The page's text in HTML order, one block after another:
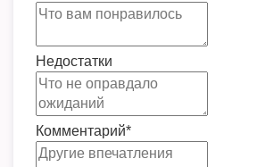
Недостатки
Комментарий*